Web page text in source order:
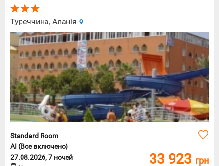
планети.
За більш
як
двадцять
років
словаки
встигли
розвинути
потужну
туристичну
систему.
Головним
туристичним
Словаччини
стала
Туреччина, Аланія
Standard Room
AI (Все включено)
27.08.2026, 7 ночей
33 923 грн